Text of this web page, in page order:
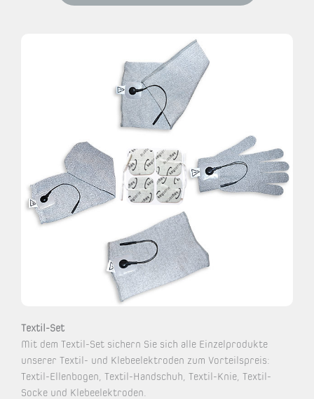
Textil-Set
Mit dem Textil-Set sichern Sie sich alle Einzelprodukte
unserer Textil- und Klebeelektroden zum Vorteilspreis:
Textil-Ellenbogen, Textil-Handschuh, Textil-Knie, Textil-
Socke und Klebeelektroden.